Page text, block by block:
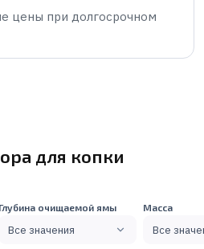
цены при долгосрочном
для копки
Глубина очищаемой ямы
Все значения
Масса
Все